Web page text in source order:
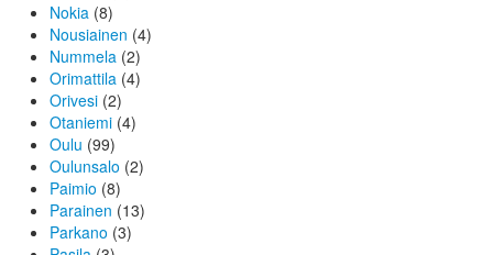
Nokia (8)
Nousiainen (4)
Nummela (2)
Orimattila (4)
Orivesi (2)
Otaniemi (4)
Oulu (99)
Oulunsalo (2)
Paimio (8)
Parainen (13)
Parkano (3)